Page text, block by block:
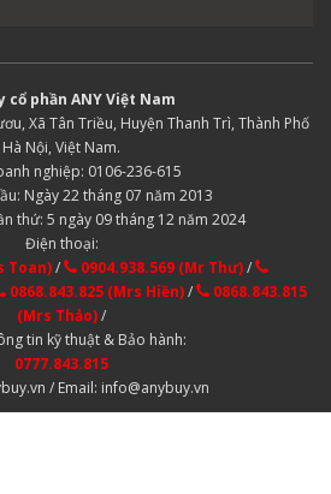
cổ phần ANY Việt Nam
Xã Tân Triều, Huyện Thanh Trì, Thành Phố
Hà Nội, Việt Nam.
nghiệp: 0106-236-615
Ngày 22 tháng 07 năm 2013
thứ: 5 ngày 09 tháng 12 năm 2024
Điện thoại:
Toan)/ 0904.938.569 (Mr Thư)/
0868.843.825 (Mrs Hiền)/
0868.843.815
(Mrs Thảo)/
tin kỹ thuật & Bảo hành:
0777.843.815
/ Email: info@anybuy.vn